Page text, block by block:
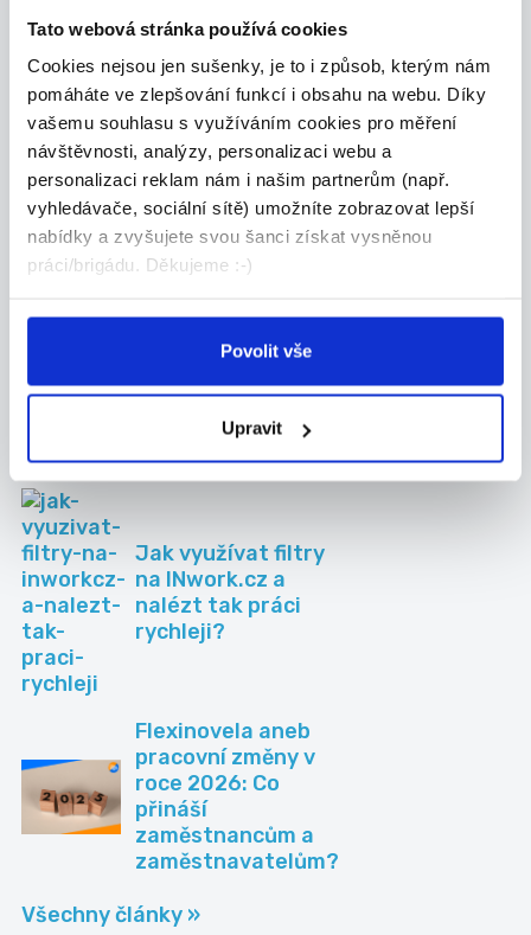
Tato webová stránka používá cookies
Cookies nejsou jen sušenky, je to i způsob, kterým nám
pomáháte ve zlepšování funkcí i obsahu na webu. Díky
vašemu souhlasu s využíváním cookies pro měření
návštěvnosti, analýzy, personalizaci webu a
personalizaci reklam nám i našim partnerům (např.
vyhledávače, sociální sítě) umožníte zobrazovat lepší
nabídky a zvyšujete svou šanci získat vysněnou
práci/brigádu. Děkujeme :-)
Povolit vše
Upravit
Teplice
Jak využívat filtry
na INwork.cz a
nalézt tak práci
rychleji?
Flexinovela aneb
pracovní změny v
roce 2026: Co
přináší
zaměstnancům a
zaměstnavatelům?
Všechny články »